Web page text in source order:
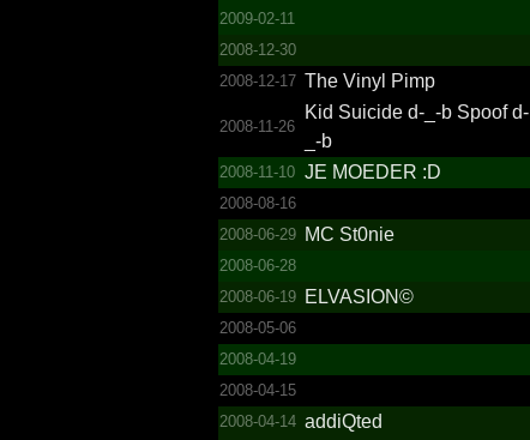
2009-02-11
2008-12-30
2008-12-17 The Vinyl Pimp
2008-11-26
Kid Suicide d-_­-b Spoof d-
_­-b
2008-11-10 JE MOEDER :D
2008-08-16
2008-06-29 MC St0nie
2008-06-28
2008-06-19 ELVASION©
2008-05-06
2008-04-19
2008-04-15
2008-04-14 addiQted